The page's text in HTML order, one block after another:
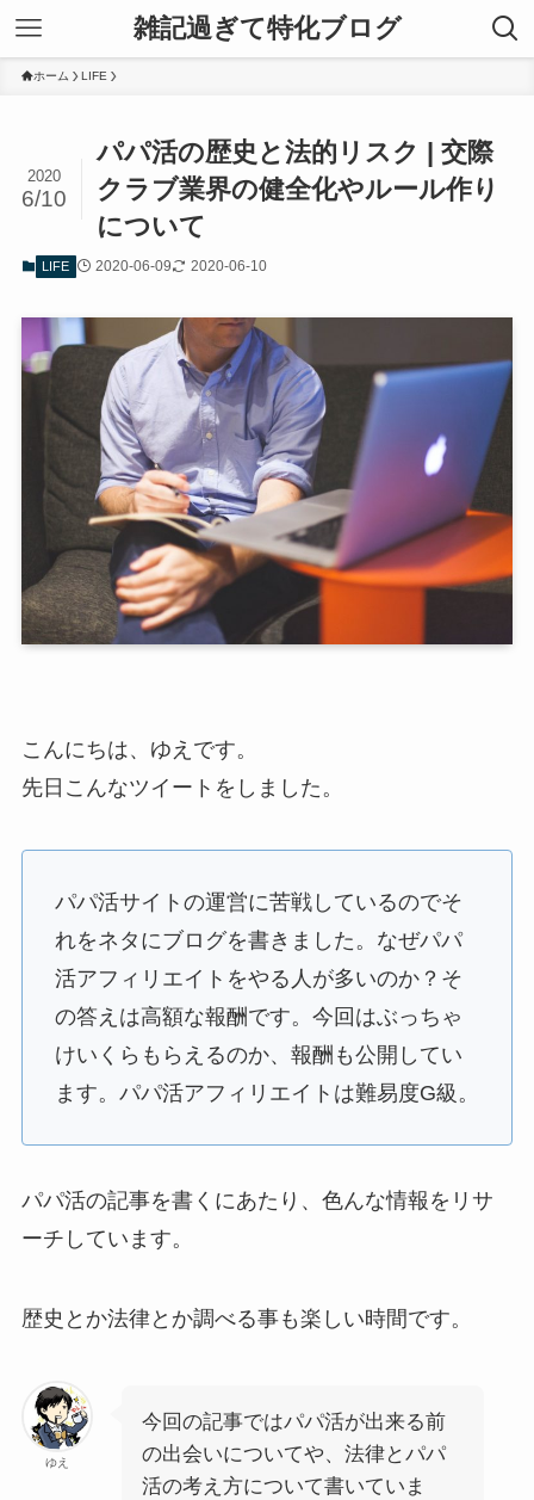
雑記過ぎて特化ブログ
ホーム LIFE
パパ活の歴史と法的リスク | 交際
クラブ業界の健全化やルール作り
について
2020
6/10
LIFE 2020-06-09 2020-06-10
こんにちは、ゆえです。
先日こんなツイートをしました。
パパ活サイトの運営に苦戦しているのでそ
れをネタにブログを書きました。なぜパパ
活アフィリエイトをやる人が多いのか？そ
の答えは高額な報酬です。今回はぶっちゃ
けいくらもらえるのか、報酬も公開してい
ます。パパ活アフィリエイトは難易度G級。
パパ活の記事を書くにあたり、色んな情報をリサ
ーチしています。
歴史とか法律とか調べる事も楽しい時間です。
ゆえ
今回の記事ではパパ活が出来る前
の出会いについてや、法律とパパ
活の考え方について書いていま